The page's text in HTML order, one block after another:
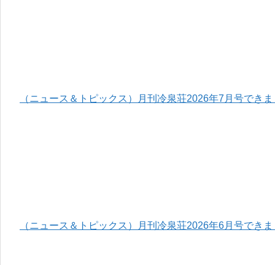
（ニュース＆トピックス）月刊冷泉荘2026年7月号でき
（ニュース＆トピックス）月刊冷泉荘2026年6月号でき